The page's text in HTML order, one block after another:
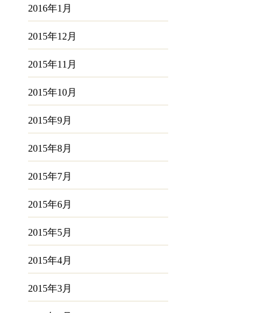
2016年1月
2015年12月
2015年11月
2015年10月
2015年9月
2015年8月
2015年7月
2015年6月
2015年5月
2015年4月
2015年3月